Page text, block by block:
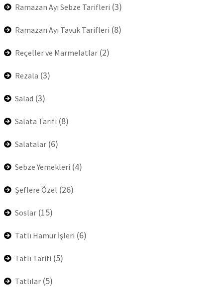
Ramazan Ayı Sebze Tarifleri (3)
Ramazan Ayı Tavuk Tarifleri (8)
Reçeller ve Marmelatlar (2)
Rezala (3)
Salad (3)
Salata Tarifi (8)
Salatalar (6)
Sebze Yemekleri (4)
Şeflere Özel (26)
Soslar (15)
Tatlı Hamur İşleri (6)
Tatlı Tarifi (5)
Tatlılar (5)